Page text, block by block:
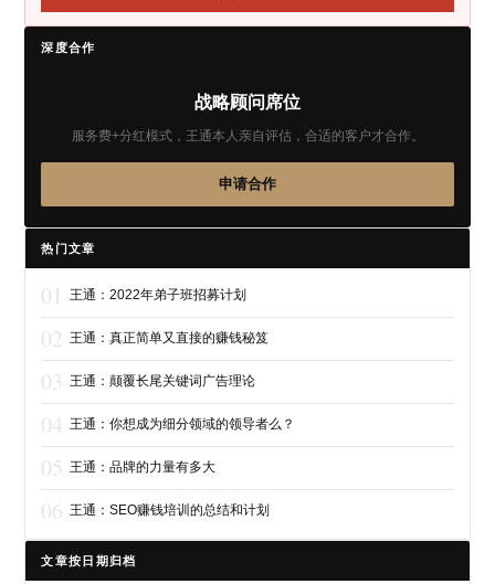
深度合作
战略顾问席位
服务费+分红模式，王通本人亲自评估，合适的客户才合作。
申请合作
热门文章
01 王通：2022年弟子班招募计划
02 王通：真正简单又直接的赚钱秘笈
03 王通：颠覆长尾关键词广告理论
04 王通：你想成为细分领域的领导者么？
05 王通：品牌的力量有多大
06 王通：SEO赚钱培训的总结和计划
文章按日期归档